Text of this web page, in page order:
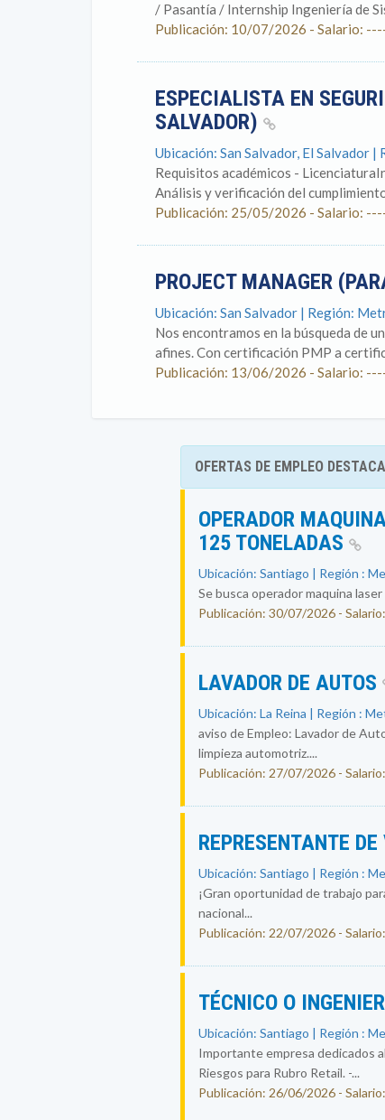
/ Pasantía / Internship Ingeniería de
Publicación: 10/07/2026 - Salario:
ESPECIALISTA EN
SALVADOR)
Ubicación: San Salvador, El Salvador
Requisitos académicos -
Análisis y verificación del
Publicación: 25/05/2026 - Salario:
PROJECT MANAGER
Ubicación: San Salvador | Región:
Nos encontramos en la búsqueda de
afines. Con certificación PMP a
Publicación: 13/06/2026 - Salario:
OFERTAS DE EMPLEO
OPERADOR
125 TONELADAS
Ubicación: Santiago | Región :
Se busca operador maquina
Publicación: 30/07/2026 -
LAVADOR DE AUTOS
Ubicación: La Reina | Región :
aviso de Empleo: Lavador de
limpieza automotriz....
Publicación: 27/07/2026 -
REPRESENTANTE
Ubicación: Santiago | Región :
¡Gran oportunidad de trabajo
nacional...
Publicación: 22/07/2026 -
TÉCNICO O
Ubicación: Santiago | Región :
Importante empresa dedicados
Riesgos para Rubro Retail. -...
Publicación: 26/06/2026 -